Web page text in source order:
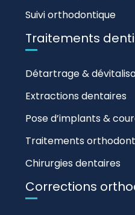
Suivi orthodontique
Traitements
Détartrage &
Extractions dentaires
Pose d’implants &
Traitements
Chirurgies dentaires
Corrections